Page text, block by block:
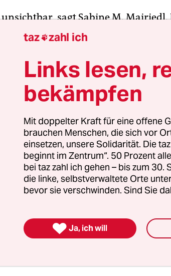
sagt Sabine M. Mairiedl.
in ihrem Atelier in München
sie Hochzeitsgesellschaften
ablichtet, die Bilder für eine
ist sie die Frau hinter der
ist die 53-Jährige das deutsche
eine Milliarde erhebt sich).
die weltweit größte Massenaktion
Seit 2013 gehen am 14. Februar
als 200 Ländern auf die Straße.
taz zahl ich
Links lesen,
bekämpfen
Mit doppelter Kraft für eine offene
brauchen Menschen, die sich vor
einsetzen, unsere Solidarität. Die
beginnt im Zentrum“. 50 Prozent
bei taz zahl ich gehen – bis zum
die linke, selbstverwaltete Orte
bevor sie verschwinden. Sind Sie
 Ja, ich will